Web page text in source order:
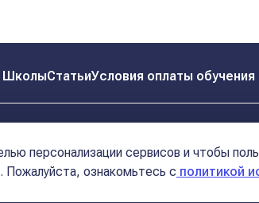
ШколыСтатьиУсловия оплаты
персонализации сервисов и чтобы
Пожалуйста, ознакомьтесь с политикой